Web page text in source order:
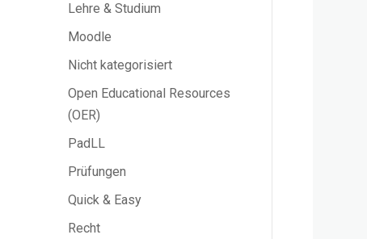
Lehre & Studium
Moodle
Nicht kategorisiert
Open Educational Resources
(OER)
PadLL
Prüfungen
Quick & Easy
Recht